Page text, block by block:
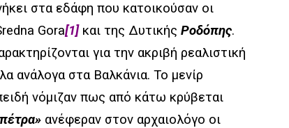
στα εδάφη που κατοικούσαν οι
Gora[1]και της Δυτικής Ροδόπης.
για την ακριβή ρεαλιστική
ανάλογα στα Βαλκάνια. Το μενίρ
νόμιζαν πως από κάτω κρύβεται
ανέφεραν στον αρχαιολόγο οι